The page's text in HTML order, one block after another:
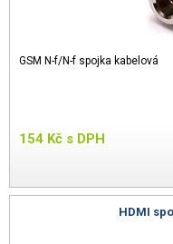
GSM N-f/N-f spojka kabelová
154 Kč s DPH
HDMI